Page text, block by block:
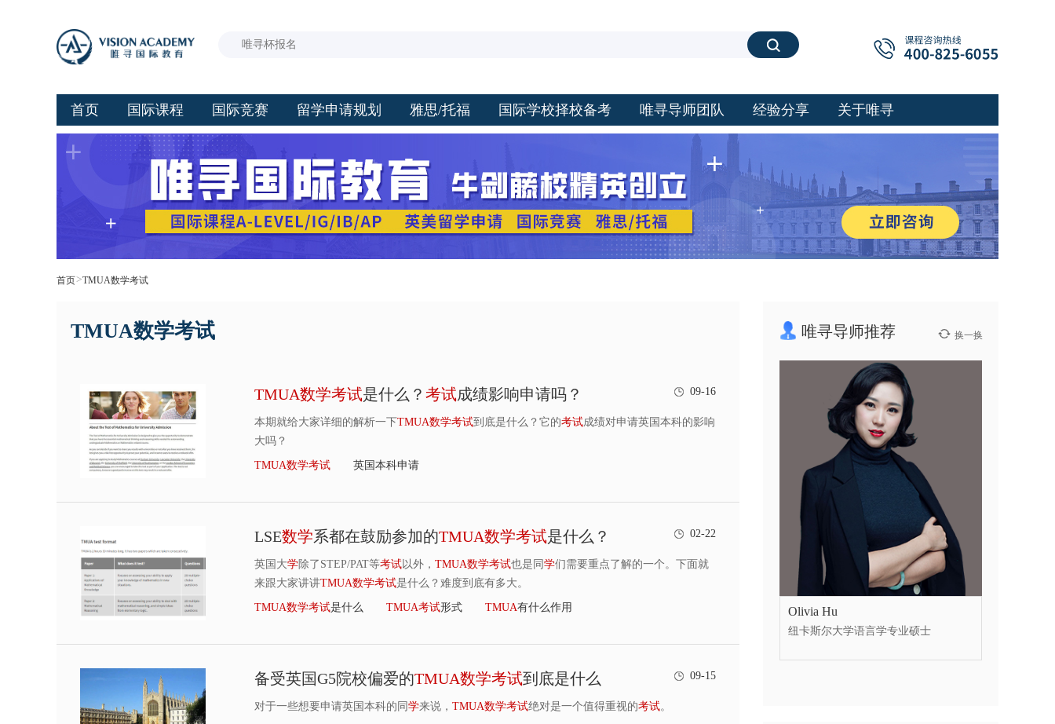
搜索
首页 国际课程 国际竞赛 留学申请规划 雅思/托福 国际学校择校备考 唯寻导师团队 经验分享 关于唯寻
首页>TMUA数学考试
TMUA数学考试
TMUA数学考试是什么？ 考试成绩影响申请吗？ 09-16
本期就给大家详细的解析一下TMUA数学考试到底是什么？它的考试成绩对申请英国本科的影响
大吗？
TMUA数学考试 英国本科申请
LSE数学系都在鼓励参加的TMUA数学考试是什么？ 02-22
英国大学除了STEP/PAT等考试以外， TMUA数学考试也是同 学们需要重点了解的一个。下面就
来跟大家讲讲TMUA数学考试是什么？难度到底有多大。
TMUA数学考试是什么 TMUA考试形式 TMUA有什么作用
备受英国G5院校偏爱的TMUA数学考试到底是什么 09-15
对于一些想要申请英国本科的同 学来说， TMUA数学考试绝对是一个值得重视的考试。
唯寻导师推荐 换一换
Olivia Hu
纽卡斯尔大学语言学专业硕士